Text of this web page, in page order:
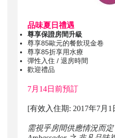
品味夏日禮遇
尊享保證房間升級
尊享85歐元的餐飲現金卷
尊享85折享用水療
彈性入住 / 退房時間
歡迎禮品
7月14日前預訂
[有效入住期: 2017年7月1
需視乎房間供應情況而定